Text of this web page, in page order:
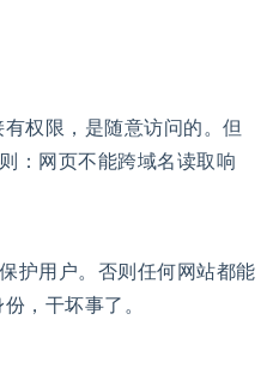
权限，是随意访问的。但
：网页不能跨域名读取响
护用户。否则任何网站都能
，干坏事了。